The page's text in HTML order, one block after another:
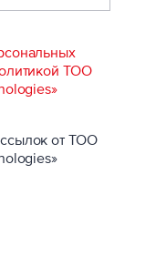
ТОО
от ТОО